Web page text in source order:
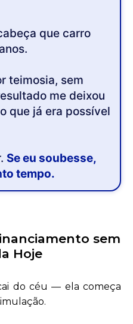
que carro
teimosia, sem
me deixou
que já era possível
Se eu soubesse,
tempo.
sem
Hoje
do céu — ela começa